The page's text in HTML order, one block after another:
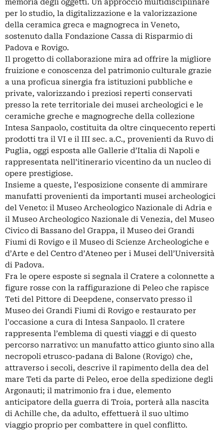
memoria degli oggetti. Un approccio multidisciplinare
per lo studio, la digitalizzazione e la valorizzazione
della ceramica greca e magnogreca in Veneto,
sostenuto dalla Fondazione Cassa di Risparmio di
Padova e Rovigo.
Il progetto di collaborazione mira ad offrire la migliore
fruizione e conoscenza del patrimonio culturale grazie
a una proficua sinergia fra istituzioni pubbliche e
private, valorizzando i preziosi reperti conservati
presso la rete territoriale dei musei archeologici e le
ceramiche greche e magnogreche della collezione
Intesa Sanpaolo, costituita da oltre cinquecento reperti
prodotti tra il VI e il III sec. a.C., provenienti da Ruvo di
Puglia, oggi esposta alle Gallerie d’Italia di Napoli e
rappresentata nell’itinerario vicentino da un nucleo di
opere prestigiose.
Insieme a queste, l’esposizione consente di ammirare
manufatti provenienti da importanti musei archeologici
del Veneto: il Museo Archeologico Nazionale di Adria e
il Museo Archeologico Nazionale di Venezia, del Museo
Civico di Bassano del Grappa, il Museo dei Grandi
Fiumi di Rovigo e il Museo di Scienze Archeologiche e
d’Arte e del Centro d’Ateneo per i Musei dell’Università
di Padova.
Fra le opere esposte si segnala il Cratere a colonnette a
figure rosse con la raffigurazione di Peleo che rapisce
Teti del Pittore di Deepdene, conservato presso il
Museo dei Grandi Fiumi di Rovigo e restaurato per
l’occasione a cura di Intesa Sanpaolo. Il cratere
rappresenta l’emblema di questi viaggi e di questo
percorso narrativo: un manufatto attico giunto sino alla
necropoli etrusco-padana di Balone (Rovigo) che,
attraverso i secoli, descrive il rapimento della dea del
mare Teti da parte di Peleo, eroe della spedizione degli
Argonauti; il matrimonio fra i due, elemento
anticipatore della guerra di Troia, porterà alla nascita
di Achille che, da adulto, effettuerà il suo ultimo
viaggio proprio per combattere in quel conflitto.